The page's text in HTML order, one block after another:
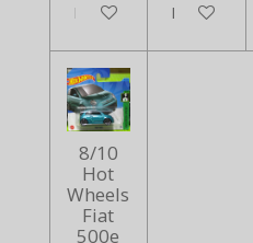
In den Warenkorb
In den
8/10
Hot
Wheels
Fiat
500e